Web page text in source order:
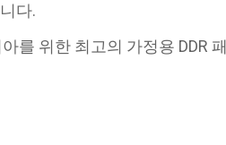
다.
를 위한 최고의 가정용 DDR